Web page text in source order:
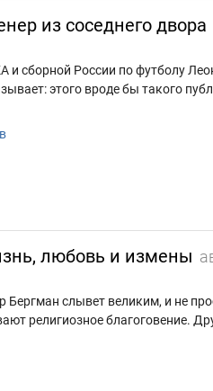
из соседнего двора
и сборной России по футболу
этого вроде бы такого
любовь и измены
Бергман слывет великим, и не
религиозное благоговение.